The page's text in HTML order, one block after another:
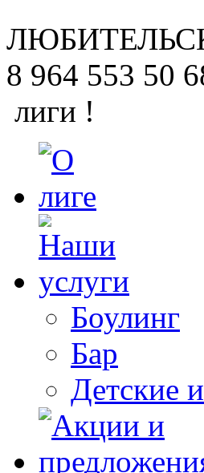
8 964 553 50
лиги !
Боулинг
Бар
Детские